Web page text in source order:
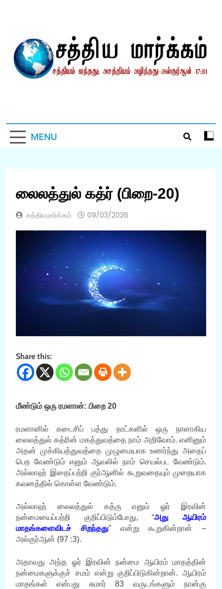
MENU
லைலத்துல் கத்ர் (பிறை-20)
சத்தியமார்க்கம் 09/03/2026
Share this:
மீண்டும் ஒரு ரமளான்: பிறை 20
ரமளானில் கடைசிப் பத்து நாட்களில் ஒரு நாளாகிய
லைலத்துல் கத்ரின் மகத்துவத்தை நாம் அறிவோம். எனினும்
அதன் முக்கியத்துவத்தை முழுமையாக உணர்ந்து அதைப்
பெற வேண்டும் எனும் ஆவலில் நாம் செயல்பட வேண்டும்.
அல்லாஹ் இதைப்பற்றி குர்ஆனில் கூறுவதையும் முறையாக
கவனத்தில் கொள்ள வேண்டும்.
அல்லாஹ் லைலத்துல் கத்ரு எனும் ஓர் இரவின்
நன்மையைப்பற்றி குறிப்பிடும்போது, “அது ஆயிரம்
மாதங்களைவிடச் சிறந்தது” என்று கூறுகின்றான் –
அல்குர்ஆன் (97 :3).
அதாவது அந்த ஓர் இரவின் நன்மை ஆயிரம் மாதத்தின்
நன்மைகளுக்குச் சமம் என்று குறிப்பிடுகின்றான். ஆயிரம்
மாதங்கள் என்பது சுமார் 83 வருடங்களும் நான்கு